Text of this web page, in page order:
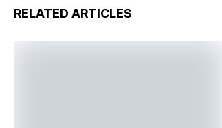
RELATED ARTICLES